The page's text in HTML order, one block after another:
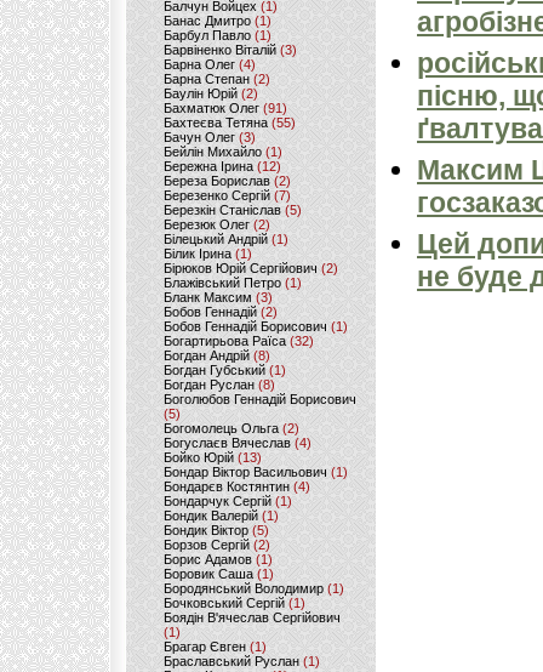
Балчун Войцех (1)
Банас Дмитро (1)
Барбул Павло(1)
Барвіненко Віталій(3)
Барна Олег (4)
Барна Степан (2)
Баулін Юрій (2)
Бахматюк Олег (91)
Бахтеєва Тетяна(55)
Бачун Олег (3)
Бейлін Михайло (1)
Бережна Ірина(12)
Береза Борислав(2)
Березенко Сергій (7)
Березкін Станіслав (5)
Березюк Олег(2)
Білецький Андрій (1)
Білик Ірина (1)
Бірюков Юрій Сергійович (2)
Блажівський Петро (1)
Бланк Максим(3)
Бобов Геннадій (2)
Бобов Геннадій Борисович (1)
Богартирьова Раїса (32)
Богдан Андрій(8)
Богдан Губський (1)
Богдан Руслан(8)
Боголюбов Геннадій Борисович
(5)
Богомолець Ольга (2)
Богуслаєв Вячеслав (4)
Бойко Юрій (13)
Бондар Віктор Васильович (1)
Бондарєв Костянтин (4)
Бондарчук Сергій(1)
Бондик Валерій (1)
Бондик Віктор(5)
Борзов Сергiй (2)
Борис Адамов(1)
Боровик Саша (1)
Бородянський Володимир (1)
Бочковський Сергій (1)
Боядін В'ячеслав Сергійович
(1)
Брагар Євген (1)
Браславський Руслан (1)
пісню,
Максим
Цей
не буде